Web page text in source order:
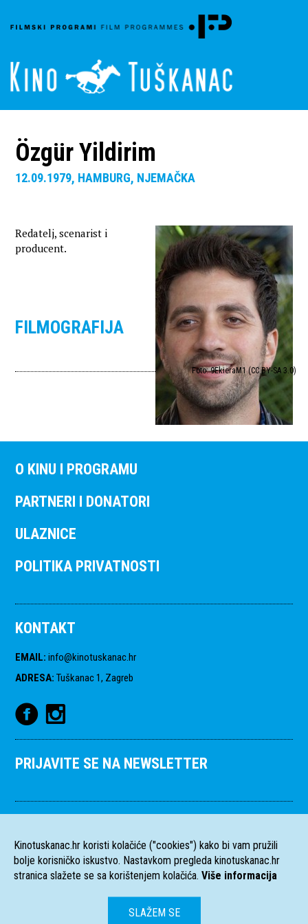
Özgür Yildirim
12.09.1979, HAMBURG, NJEMAČKA
Foto: 9EkieraM1 (CC BY-SA 3.0)
Redatelj, scenarist i
producent.
FILMOGRAFIJA
O KINU I PROGRAMU
PARTNERI I DONATORI
ULAZNICE
POLITIKA PRIVATNOSTI
KONTAKT
EMAIL: info@kinotuskanac.hr
ADRESA: Tuškanac 1, Zagreb
PRIJAVITE SE NA NEWSLETTER
Kinotuskanac.hr koristi kolačiće ("cookies") kako bi vam pružili
bolje korisničko iskustvo. Nastavkom pregleda kinotuskanac.hr
stranica slažete se sa korištenjem kolačića. Više informacija
SLAŽEM SE